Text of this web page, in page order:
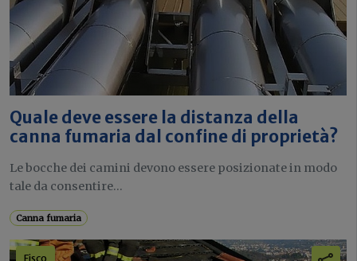
Quale deve essere la distanza della
canna fumaria dal confine di proprietà?
Le bocche dei camini devono essere posizionate in modo
tale da consentire...
Canna fumaria
Fisco